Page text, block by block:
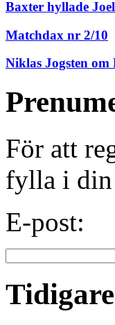
Baxter hyllade
Matchdax nr 2/10
Niklas Jogsten
För att
fylla i din
E-post: